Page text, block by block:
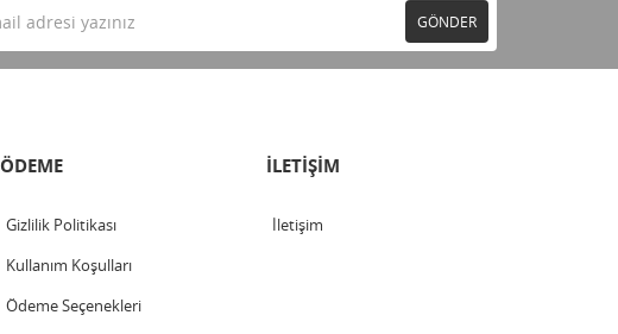
GÖNDER
ÖDEME
Gizlilik Politikası
Kullanım Koşulları
Ödeme Seçenekleri
İLETİŞİM
İletişim